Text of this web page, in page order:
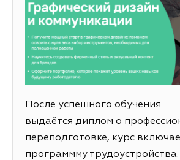
После успешного обучения
выдаётся диплом о
переподготовке, курс
программму трудоустройства.